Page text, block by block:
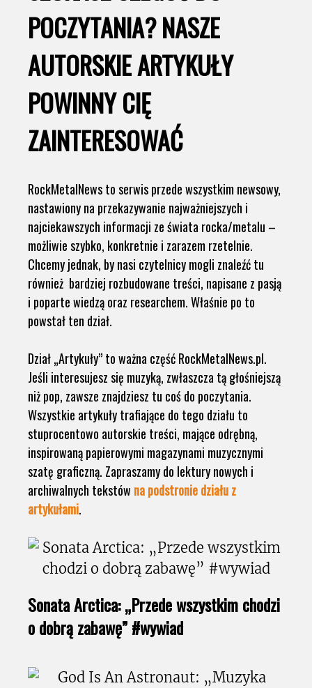
POCZYTANIA? NASZE
AUTORSKIE ARTYKUŁY
POWINNY CIĘ
ZAINTERESOWAĆ
RockMetalNews to serwis przede wszystkim newsowy,
nastawiony na przekazywanie najważniejszych i
najciekawszych informacji ze świata rocka/metalu –
możliwie szybko, konkretnie i zarazem rzetelnie.
Chcemy jednak, by nasi czytelnicy mogli znaleźć tu
również bardziej rozbudowane treści, napisane z pasją
i poparte wiedzą oraz researchem. Właśnie po to
powstał ten dział.
Dział „Artykuły” to ważna część RockMetalNews.pl.
Jeśli interesujesz się muzyką, zwłaszcza tą głośniejszą
niż pop, zawsze znajdziesz tu coś do poczytania.
Wszystkie artykuły trafiające do tego działu to
stuprocentowo autorskie treści, mające odrębną,
inspirowaną papierowymi magazynami muzycznymi
szatę graficzną. Zapraszamy do lektury nowych i
archiwalnych tekstów na podstronie działu z
artykułami.
Sonata Arctica: „Przede wszystkim chodzi
o dobrą zabawę” #wywiad